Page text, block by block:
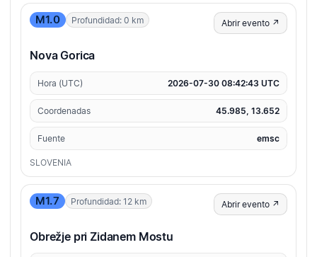
M1.0 Profundidad: 0 km Abrir evento ↗
Nova Gorica
Hora (UTC) 2026-07-30 08:42:43 UTC
Coordenadas 45.985, 13.652
Fuente emsc
SLOVENIA
M1.7 Profundidad: 12 km Abrir evento ↗
Obrežje pri Zidanem Mostu